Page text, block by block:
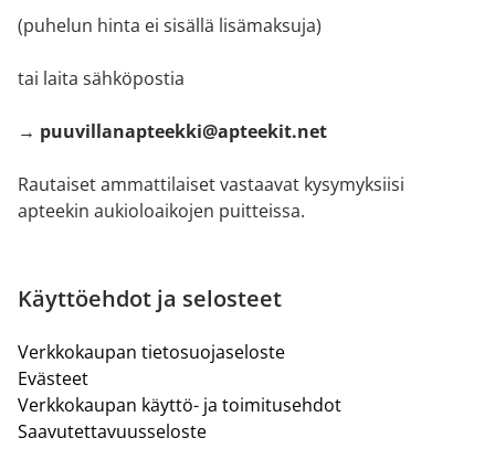
(puhelun hinta ei sisällä lisämaksuja)
tai laita sähköpostia
→ puuvillanapteekki@apteekit.net
Rautaiset ammattilaiset vastaavat kysymyksiisi
apteekin aukioloaikojen puitteissa.
Käyttöehdot ja selosteet
Verkkokaupan tietosuojaseloste
Evästeet
Verkkokaupan käyttö- ja toimitusehdot
Saavutettavuusseloste